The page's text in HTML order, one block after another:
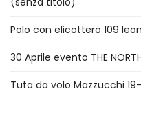
Polo con elicottero 109
30 Aprile evento THE
Tuta da volo Mazzucchi